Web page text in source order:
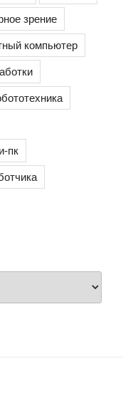
зрение
компьютер
пк